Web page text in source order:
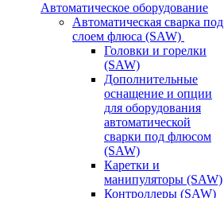
Автоматическое оборудование
Автоматическая сварка под
слоем флюса (SAW)
Головки и горелки
(SAW)
Дополнительные
оснащение и опции
для оборудования
автоматической
сварки под флюсом
(SAW)
Каретки и
манипуляторы (SAW)
Контроллеры (SAW)